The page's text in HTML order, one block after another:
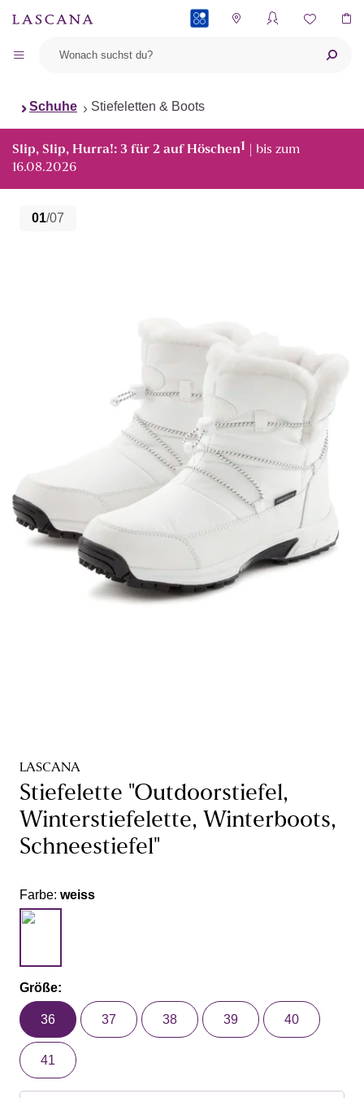
Schuhe Stiefeletten & Boots
Slip, Slip, Hurra!: 3 für 2 auf Höschen1 | bis zum
16.08.2026
01/07
LASCANA
Stiefelette "Outdoorstiefel,
Winterstiefelette, Winterboots,
Schneestiefel"
Farbe: weiss
Größe:
36 37 38 39 40
41